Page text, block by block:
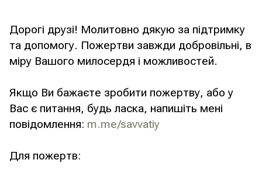
Дорогі друзі! Молитовно дякую за підтримку
та допомогу. Пожертви завжди добровільні, в
міру Вашого милосердя і можливостей.
Якщо Ви бажаєте зробити пожертву, або у
Вас є питання, будь ласка, напишіть мені
повідомлення: m.me/savvatiy
Для пожертв: